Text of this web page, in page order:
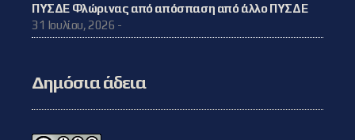
ΠΥΣΔΕ Φλώρινας από απόσπαση από άλλο ΠΥΣΔΕ
31 Ιουλίου, 2026 -
Δημόσια άδεια